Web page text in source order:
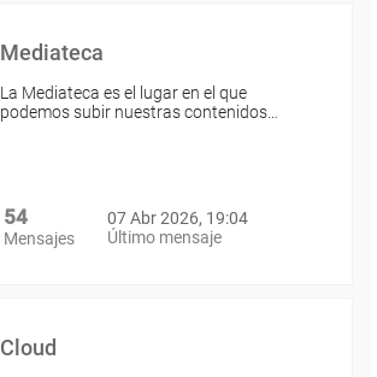
Mediateca
La Mediateca es el lugar en el que
podemos subir nuestras contenidos…
54
Mensajes
07 Abr 2026, 19:04
Último mensaje
Cloud